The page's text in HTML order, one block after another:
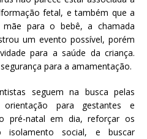
fetal, e também que a
para o bebê, a chamada
um evento possível, porém
para a saúde da criança.
para a amamentação.
seguem na busca pelas
para gestantes e
pré-natal em dia, reforçar os
isolamento social, e buscar